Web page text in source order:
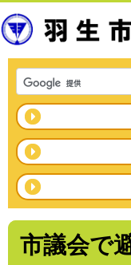
市議会で